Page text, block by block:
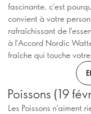
fascinante, c'est
convient à votre
rafraîchissant de
à l'Accord Nordic
fraîche qui touche
Poissons (19
Les Poissons n'aiment